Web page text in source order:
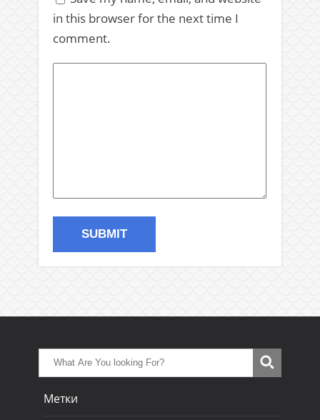
in this browser for the next time I
comment.
Метки